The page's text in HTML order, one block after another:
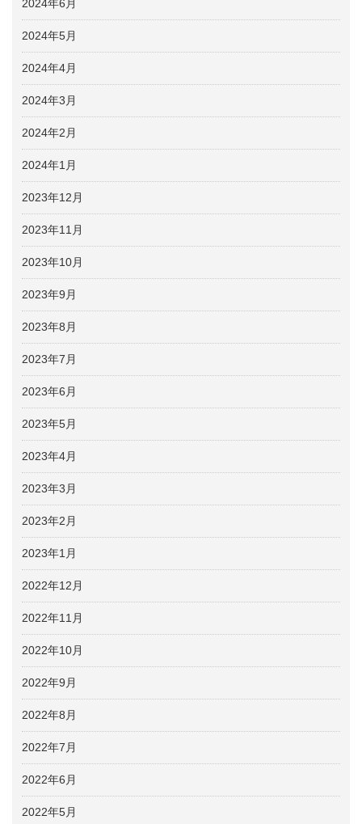
2024年6月
2024年5月
2024年4月
2024年3月
2024年2月
2024年1月
2023年12月
2023年11月
2023年10月
2023年9月
2023年8月
2023年7月
2023年6月
2023年5月
2023年4月
2023年3月
2023年2月
2023年1月
2022年12月
2022年11月
2022年10月
2022年9月
2022年8月
2022年7月
2022年6月
2022年5月